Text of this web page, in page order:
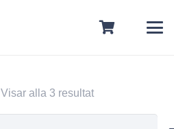
Visar alla 3 resultat